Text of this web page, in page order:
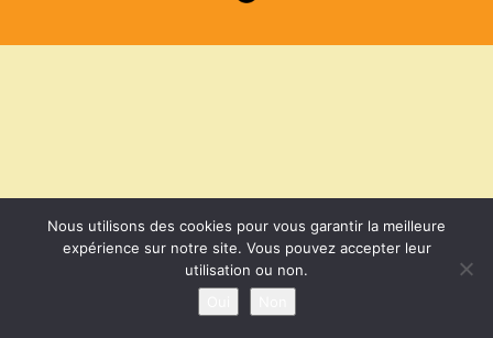
Nous utilisons des cookies pour vous garantir la meilleure
expérience sur notre site. Vous pouvez accepter leur
utilisation ou non.